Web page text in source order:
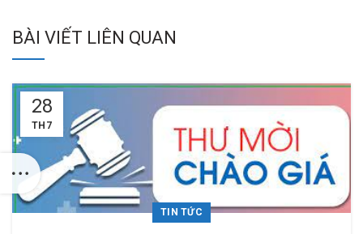
BÀI VIẾT LIÊN QUAN
28
TH7
TIN TỨC